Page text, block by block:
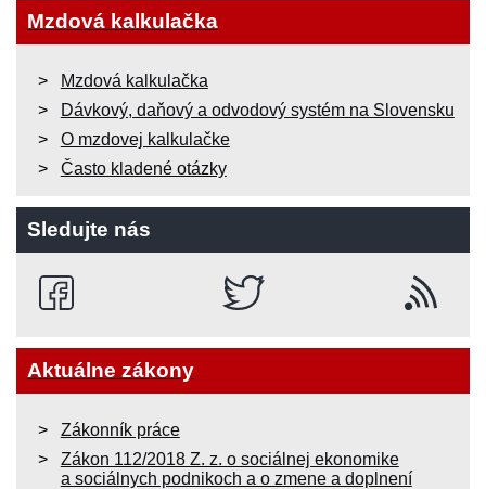
Mzdová kalkulačka
Mzdová kalkulačka
Dávkový, daňový a odvodový systém na Slovensku
O mzdovej kalkulačke
Často kladené otázky
Sledujte nás
Aktuálne zákony
Zákonník práce
Zákon 112/2018 Z. z. o sociálnej ekonomike
a sociálnych podnikoch a o zmene a doplnení